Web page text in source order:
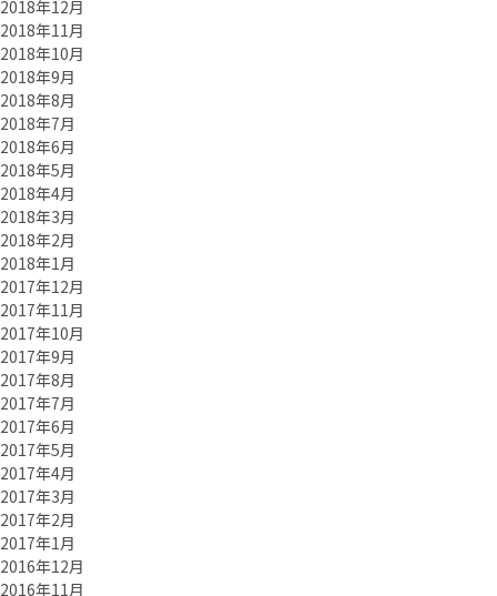
2018年12月
2018年11月
2018年10月
2018年9月
2018年8月
2018年7月
2018年6月
2018年5月
2018年4月
2018年3月
2018年2月
2018年1月
2017年12月
2017年11月
2017年10月
2017年9月
2017年8月
2017年7月
2017年6月
2017年5月
2017年4月
2017年3月
2017年2月
2017年1月
2016年12月
2016年11月